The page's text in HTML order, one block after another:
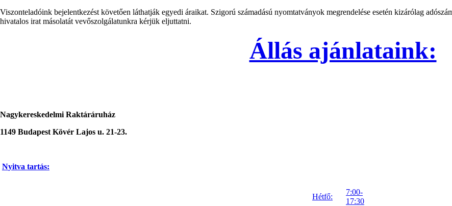
Viszonteladóink bejelentkezést követően láthatják egyedi áraikat. Szigorú számadású nyomtatványok megrendelése esetén kizárólag
hivatalos irat másolatát vevőszolgálatunkra kérjük eljuttatni.
Állás ajánlataink:
Nagykereskedelmi Raktáráruház
1149 Budapest Kövér Lajos u. 21-23.
Nyitva tartás:
Hétfő:
7:00-
17:30